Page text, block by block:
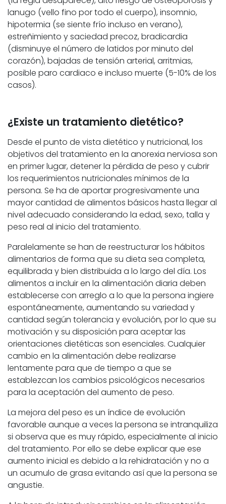
lanugo (vello fino por todo el cuerpo), insomnio,
hipotermia (se siente frío incluso en verano),
estreñimiento y saciedad precoz, bradicardia
(disminuye el número de latidos por minuto del
corazón), bajadas de tensión arterial, arritmias,
posible paro cardiaco e incluso muerte (5-10% de los
casos).
¿Existe un tratamiento dietético?
Desde el punto de vista dietético y nutricional, los
objetivos del tratamiento en la anorexia nerviosa son
en primer lugar, detener la pérdida de peso y cubrir
los requerimientos nutricionales mínimos de la
persona. Se ha de aportar progresivamente una
mayor cantidad de alimentos básicos hasta llegar al
nivel adecuado considerando la edad, sexo, talla y
peso real al inicio del tratamiento.
Paralelamente se han de reestructurar los hábitos
alimentarios de forma que su dieta sea completa,
equilibrada y bien distribuida a lo largo del día. Los
alimentos a incluir en la alimentación diaria deben
establecerse con arreglo a lo que la persona ingiere
espontáneamente, aumentando su variedad y
cantidad según tolerancia y evolución, por lo que su
motivación y su disposición para aceptar las
orientaciones dietéticas son esenciales. Cualquier
cambio en la alimentación debe realizarse
lentamente para que de tiempo a que se
establezcan los cambios psicológicos necesarios
para la aceptación del aumento de peso.
La mejora del peso es un índice de evolución
favorable aunque a veces la persona se intranquiliza
si observa que es muy rápido, especialmente al inicio
del tratamiento. Por ello se debe explicar que ese
aumento inicial es debido a la rehidratación y no a
un acumulo de grasa evitando así que la persona se
angustie.